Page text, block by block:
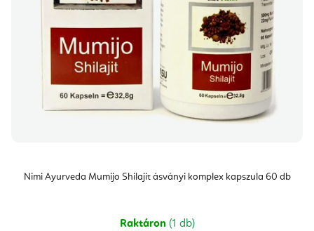
Nimi Ayurveda Mumijo Shilajit ásványi komplex kapszula 60 db
Raktáron (1 db)